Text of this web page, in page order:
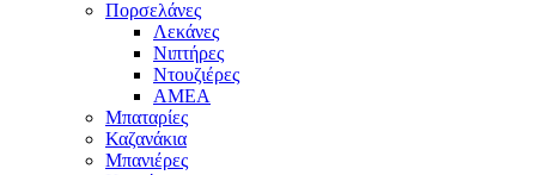
Πορσελάνες
Λεκάνες
Νιπτήρες
Ντουζιέρες
ΑΜΕΑ
Μπαταρίες
Καζανάκια
Μπανιέρες